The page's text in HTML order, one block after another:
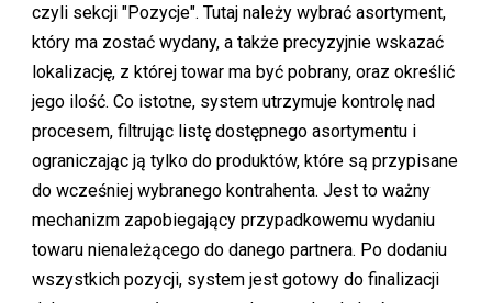
czyli sekcji "Pozycje". Tutaj należy wybrać asortyment,
który ma zostać wydany, a także precyzyjnie wskazać
lokalizację, z której towar ma być pobrany, oraz określić
jego ilość. Co istotne, system utrzymuje kontrolę nad
procesem, filtrując listę dostępnego asortymentu i
ograniczając ją tylko do produktów, które są przypisane
do wcześniej wybranego kontrahenta. Jest to ważny
mechanizm zapobiegający przypadkowemu wydaniu
towaru nienależącego do danego partnera. Po dodaniu
wszystkich pozycji, system jest gotowy do finalizacji